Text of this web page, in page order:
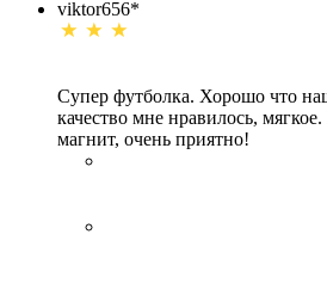
viktor656*
Супер футболка. Хорошо что
качество мне нравилось,
магнит, очень приятно!